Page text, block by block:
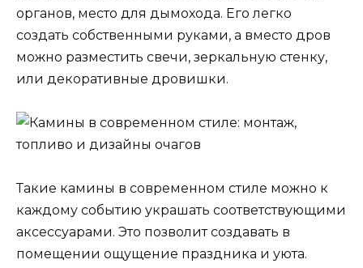
органов, место для дымохода. Его легко
создать собственными руками, а вместо дров
можно разместить свечи, зеркальную стенку,
или декоративные дровишки.
Такие камины в современном стиле можно к
каждому событию украшать соответствующими
аксессуарами. Это позволит создавать в
помещении ощущение праздника и уюта.